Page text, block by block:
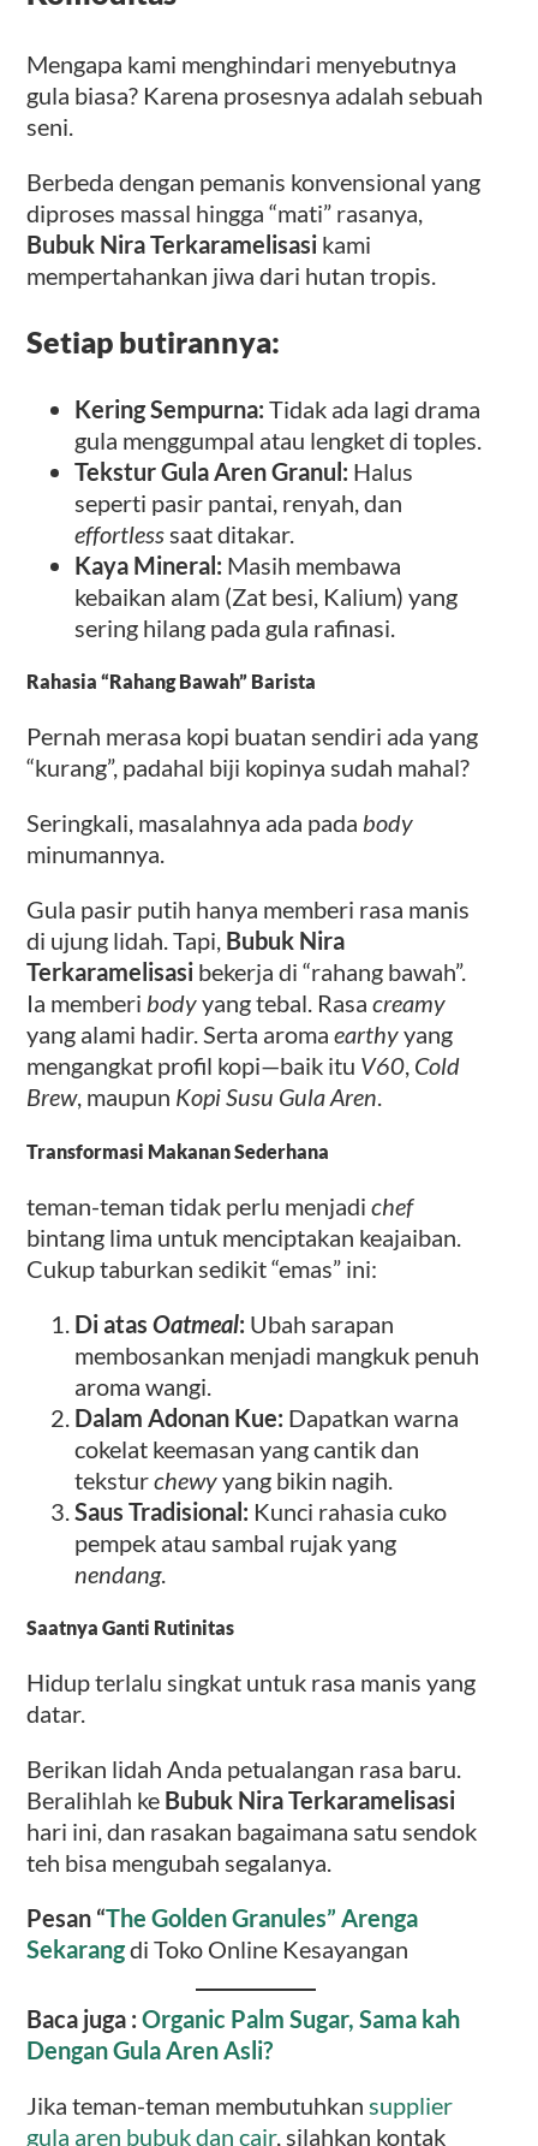
Mengapa kami menghindari menyebutnya
gula biasa? Karena prosesnya adalah sebuah
seni.
Berbeda dengan pemanis konvensional yang
diproses massal hingga “mati” rasanya,
Bubuk Nira Terkaramelisasi kami
mempertahankan jiwa dari hutan tropis.
Setiap butirannya:
Kering Sempurna: Tidak ada lagi drama
gula menggumpal atau lengket di toples.
Tekstur Gula Aren Granul: Halus
seperti pasir pantai, renyah, dan
effortlesssaat ditakar.
Kaya Mineral: Masih membawa
kebaikan alam (Zat besi, Kalium) yang
sering hilang pada gula rafinasi.
Rahasia “Rahang Bawah” Barista
Pernah merasa kopi buatan sendiri ada yang
“kurang”, padahal biji kopinya sudah mahal?
Seringkali, masalahnya ada pada body
minumannya.
Gula pasir putih hanya memberi rasa manis
di ujung lidah. Tapi, Bubuk Nira
Terkaramelisasi bekerja di “rahang bawah”.
Ia memberi bodyyang tebal. Rasacreamy
yang alami hadir. Serta aromaearthyyang
mengangkat profil kopi—baik itu V60, Cold
Brew, maupun Kopi Susu Gula Aren.
Transformasi Makanan Sederhana
teman-teman tidak perlu menjadichef
bintang lima untuk menciptakan keajaiban.
Cukup taburkan sedikit “emas” ini:
Di atasOatmeal: Ubah sarapan
membosankan menjadi mangkuk penuh
aroma wangi.
Dalam Adonan Kue: Dapatkan warna
cokelat keemasan yang cantik dan
teksturchewyyang bikin nagih.
Saus Tradisional: Kunci rahasia cuko
pempek atau sambal rujak yang
nendang.
Saatnya Ganti Rutinitas
Hidup terlalu singkat untuk rasa manis yang
datar.
Berikan lidah Anda petualangan rasa baru.
Beralihlah ke Bubuk Nira Terkaramelisasi
hari ini, dan rasakan bagaimana satu sendok
teh bisa mengubah segalanya.
Pesan “The Golden Granules” Arenga
Sekarangdi Toko Online Kesayangan
Baca juga :Organic Palm Sugar, Sama kah
Dengan Gula Aren Asli?
Jika teman-teman membutuhkansupplier
gula aren bubuk dan cair, silahkan kontak